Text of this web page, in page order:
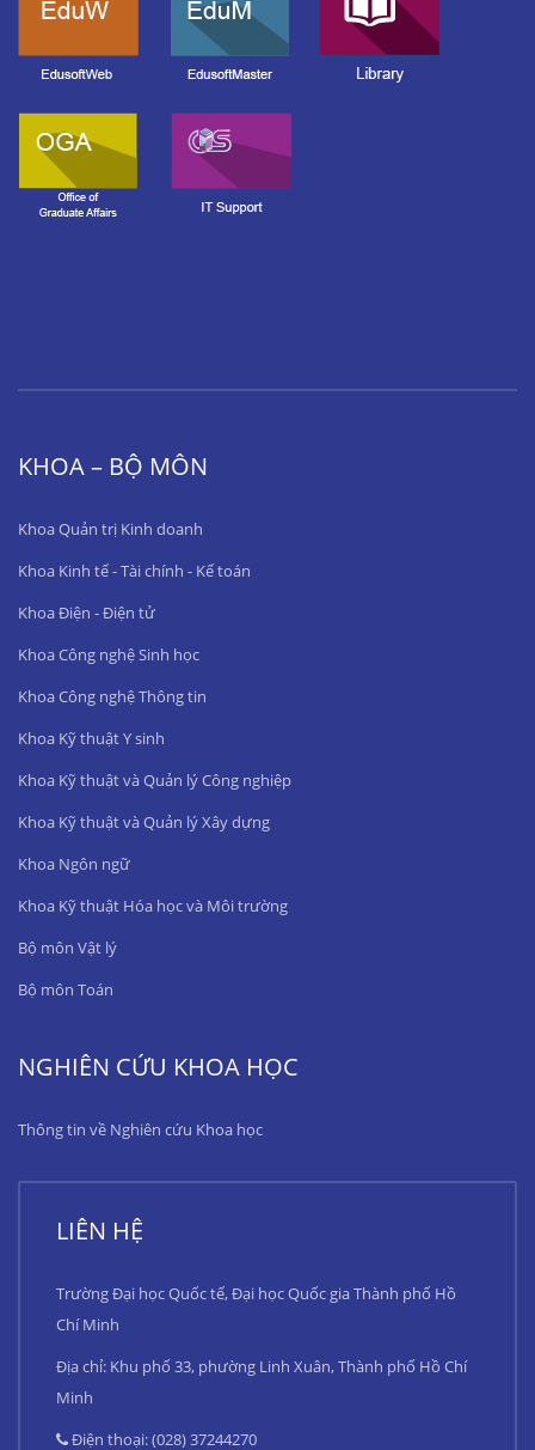
KHOA – BỘ MÔN
Khoa Quản trị Kinh doanh
Khoa Kinh tế - Tài chính - Kế toán
Khoa Điện - Điện tử
Khoa Công nghệ Sinh học
Khoa Công nghệ Thông tin
Khoa Kỹ thuật Y sinh
Khoa Kỹ thuật và Quản lý Công nghiệp
Khoa Kỹ thuật và Quản lý Xây dựng
Khoa Ngôn ngữ
Khoa Kỹ thuật Hóa học và Môi trường
Bộ môn Vật lý
Bộ môn Toán
NGHIÊN CỨU KHOA HỌC
Thông tin về Nghiên cứu Khoa học
LIÊN HỆ
Trường Đại học Quốc tế, Đại học Quốc gia Thành phố Hồ
Chí Minh
Địa chỉ: Khu phố 33, phường Linh Xuân, Thành phố Hồ Chí
Minh
Điện thoại: (028) 37244270